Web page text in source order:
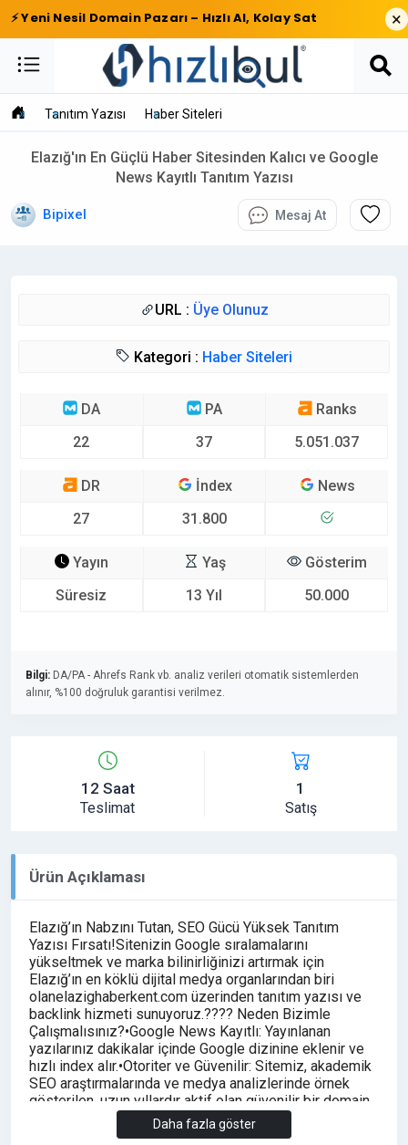
⚡ Yeni Nesil Domain Pazarı – Hızlı Al, Kolay Sat ×
Tanıtım Yazısı Haber Siteleri
Elazığ'ın En Güçlü Haber Sitesinden Kalıcı ve Google
News Kayıtlı Tanıtım Yazısı
Bipixel Mesaj At
URL : Üye Olunuz
Kategori : Haber Siteleri
DA
22
PA
37
Ranks
5.051.037
DR
27
İndex
31.800
News
Yayın
Süresiz
Yaş
13 Yıl
Gösterim
50.000
Bilgi: DA/PA - Ahrefs Rank vb. analiz verileri otomatik sistemlerden
alınır, %100 doğruluk garantisi verilmez.
12 Saat
Teslimat
1
Satış
Ürün Açıklaması
Elazığ’ın Nabzını Tutan, SEO Gücü Yüksek Tanıtım
Yazısı Fırsatı!Sitenizin Google sıralamalarını
yükseltmek ve marka bilinirliğinizi artırmak için
Elazığ’ın en köklü dijital medya organlarından biri
olanelazighaberkent.com üzerinden tanıtım yazısı ve
backlink hizmeti sunuyoruz.???? Neden Bizimle
Çalışmalısınız?•Google News Kayıtlı: Yayınlanan
yazılarınız dakikalar içinde Google dizinine eklenir ve
hızlı index alır.•Otoriter ve Güvenilir: Sitemiz, akademik
SEO araştırmalarında ve medya analizlerinde örnek
gösterilen, uzun yıllardır aktif olan güvenilir bir domain
yapısına sahiptir.•Yüksek Etkileşim: Günlük binlerce
tekil ziyaretçisi olan, Elazığ yerelinde ve ulusalda takip
Daha fazla göster